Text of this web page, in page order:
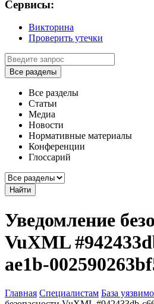
Сервисы:
Викторина
Проверить утечки
Все разделы
Все разделы
Статьи
Медиа
Новости
Нормативные материалы
Конференции
Глоссарий
Найти
Уведомление
VuXML
ae1b-
Главная Специалистам База